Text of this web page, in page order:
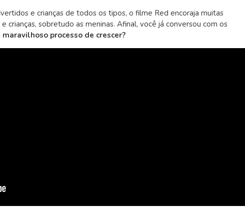
e crianças de todos os tipos, o filme Red encoraja muitas
crianças, sobretudo as meninas. Afinal, você já conversou com os
processo de crescer?